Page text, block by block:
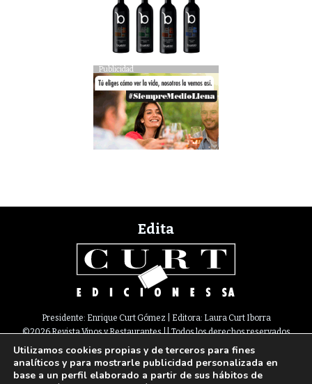
Publicidad
Edita
Presidente: Enrique Curt Gómez | Editora: Laura Curt Iborra
©2026 Revista Vinos y Restaurantes || Todos los derechos reservados
Newsletter Nota legal Política de Cookies Suscripción
Contacto
Paseo de Gracia, 63. 1º 2ª. 08008 Barcelona |933 180 101¦ Fax 933 183 505
Utilizamos cookies propias y de terceros para fines
analíticos y para mostrarle publicidad personalizada en
base a un perfil elaborado a partir de sus hábitos de